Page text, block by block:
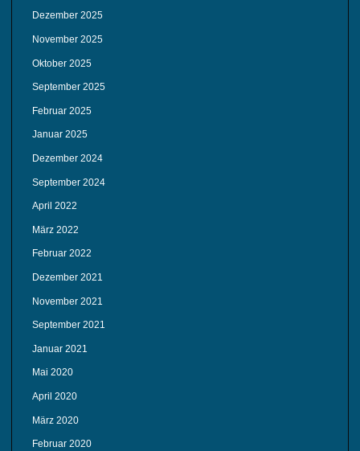
Dezember 2025
November 2025
Oktober 2025
September 2025
Februar 2025
Januar 2025
Dezember 2024
September 2024
April 2022
März 2022
Februar 2022
Dezember 2021
November 2021
September 2021
Januar 2021
Mai 2020
April 2020
März 2020
Februar 2020